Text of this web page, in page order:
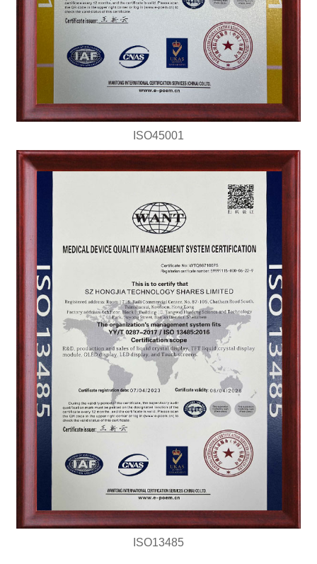
ISO45001
ISO13485